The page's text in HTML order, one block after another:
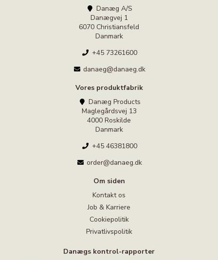
Danæg A/S
Danægvej 1
6070 Christiansfeld
Danmark
+45 73261600
danaeg@danaeg.dk
Vores produktfabrik
Danæg Products
Maglegårdsvej 13
4000 Roskilde
Danmark
+45 46381800
order@danaeg.dk
Om siden
Kontakt os
Job & Karriere
Cookiepolitik
Privatlivspolitik
Danægs kontrol-rapporter